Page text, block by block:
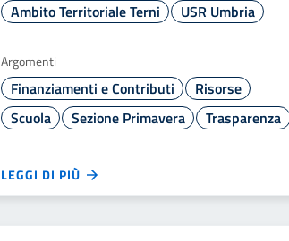
Ambito Territoriale Terni
USR Umbria
Argomenti
Finanziamenti e Contributi
Risorse
Scuola
Sezione Primavera Trasparenza
LEGGI DI PIÙ